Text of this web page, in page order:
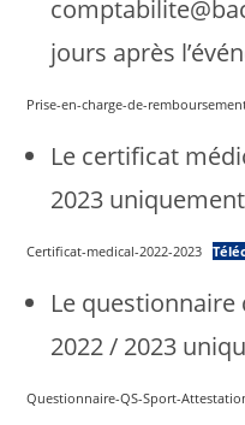
jours après
Prise-en-charge-de-
Le certificat
2023
Certificat-medical-2022-2023
Le questionnaire
2022 / 2023
Questionnaire-QS-Sport-